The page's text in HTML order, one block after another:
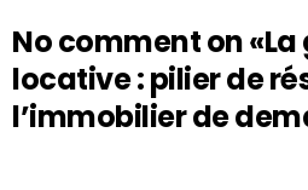
No comment on
locative : pilier de
l’immobilier de